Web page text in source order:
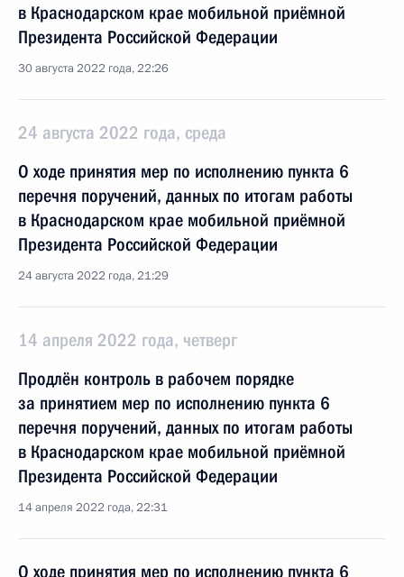
в Краснодарском крае мобильной приёмной
Президента Российской Федерации
30 августа 2022 года, 22:26
24 августа 2022 года, среда
О ходе принятия мер по исполнению пункта 6
перечня поручений, данных по итогам работы
в Краснодарском крае мобильной приёмной
Президента Российской Федерации
24 августа 2022 года, 21:29
14 апреля 2022 года, четверг
Продлён контроль в рабочем порядке
за принятием мер по исполнению пункта 6
перечня поручений, данных по итогам работы
в Краснодарском крае мобильной приёмной
Президента Российской Федерации
14 апреля 2022 года, 22:31
О ходе принятия мер по исполнению пункта 6